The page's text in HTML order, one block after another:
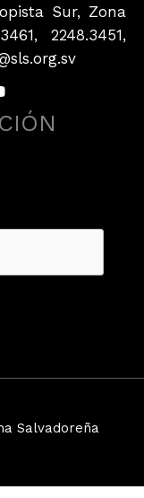
Sur, Zona
2248.3451,
Salvadoreña